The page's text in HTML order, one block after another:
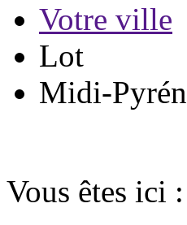
Votre ville
Lot
Midi-
Vous êtes ici :